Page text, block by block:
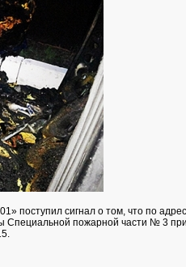
поступил сигнал о том, что по
Специальной пожарной части № 3